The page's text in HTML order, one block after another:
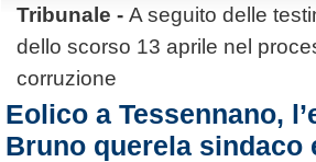
Tribunale - A seguito delle
dello scorso 13 aprile nel
corruzione
Eolico a Tessennano,
Bruno querela sindaco